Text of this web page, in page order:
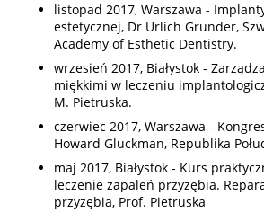
listopad 2017, Warszawa -
estetycznej, Dr Urlich Grunder,
Academy of Esthetic Dentistry.
wrzesień 2017, Białystok -
miękkimi w leczeniu
M. Pietruska.
czerwiec 2017, Warszawa -
Howard Gluckman, Republika
maj 2017, Białystok - Kurs
leczenie zapaleń przyzębia.
przyzębia, Prof. Pietruska